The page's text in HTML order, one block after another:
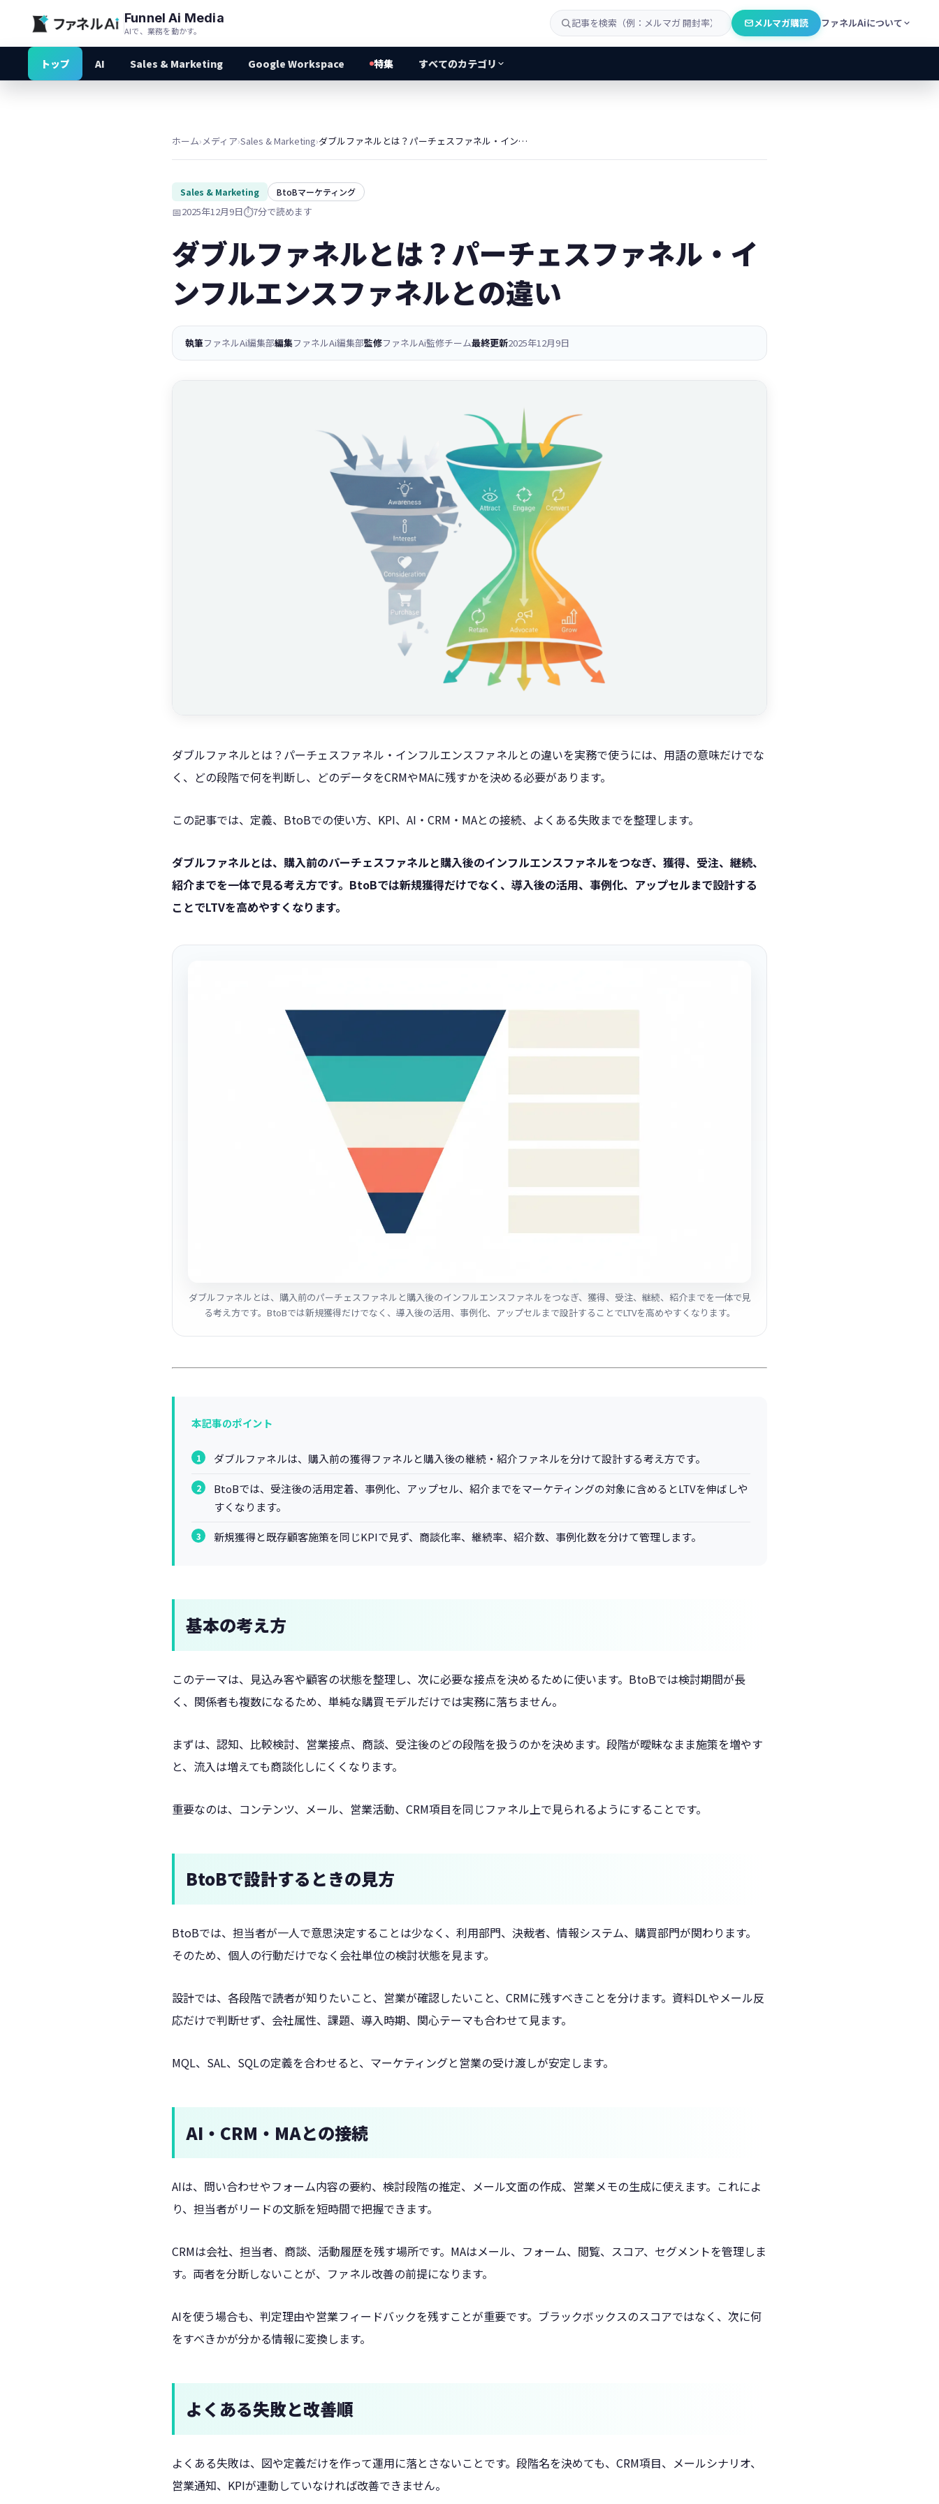
Funnel Ai Media
AIで、業務を動かす。
メルマガ購読 ファネルAiについて
トップ AI Sales & Marketing Google Workspace 特集 すべてのカテゴリ
ホーム›メディア›Sales & Marketing› ダブルファネルとは？パーチェスファネル・インフルエンスファネルとの違い
Sales & Marketing BtoBマーケティング
📅2025年12月9日⏱️7分で読めます
ダブルファネルとは？パーチェスファネル・イ
ンフルエンスファネルとの違い
執筆ファネルAi編集部編集ファネルAi編集部監修ファネルAi監修チーム最終更新2025年12月9日
ダブルファネルとは？パーチェスファネル・インフルエンスファネルとの違いを実務で使うには、用語の意味だけでな
く、どの段階で何を判断し、どのデータをCRMやMAに残すかを決める必要があります。
この記事では、定義、BtoBでの使い方、KPI、AI・CRM・MAとの接続、よくある失敗までを整理します。
ダブルファネルとは、購入前のパーチェスファネルと購入後のインフルエンスファネルをつなぎ、獲得、受注、継続、
紹介までを一体で見る考え方です。BtoBでは新規獲得だけでなく、導入後の活用、事例化、アップセルまで設計する
ことでLTVを高めやすくなります。
ダブルファネルとは、購入前のパーチェスファネルと購入後のインフルエンスファネルをつなぎ、獲得、受注、継続、紹介までを一体で見
る考え方です。BtoBでは新規獲得だけでなく、導入後の活用、事例化、アップセルまで設計することでLTVを高めやすくなります。
本記事のポイント
ダブルファネルは、購入前の獲得ファネルと購入後の継続・紹介ファネルを分けて設計する考え方です。
BtoBでは、受注後の活用定着、事例化、アップセル、紹介までをマーケティングの対象に含めるとLTVを伸ばしや
すくなります。
新規獲得と既存顧客施策を同じKPIで見ず、商談化率、継続率、紹介数、事例化数を分けて管理します。
基本の考え方
このテーマは、見込み客や顧客の状態を整理し、次に必要な接点を決めるために使います。BtoBでは検討期間が長
く、関係者も複数になるため、単純な購買モデルだけでは実務に落ちません。
まずは、認知、比較検討、営業接点、商談、受注後のどの段階を扱うのかを決めます。段階が曖昧なまま施策を増やす
と、流入は増えても商談化しにくくなります。
重要なのは、コンテンツ、メール、営業活動、CRM項目を同じファネル上で見られるようにすることです。
BtoBで設計するときの見方
BtoBでは、担当者が一人で意思決定することは少なく、利用部門、決裁者、情報システム、購買部門が関わります。
そのため、個人の行動だけでなく会社単位の検討状態を見ます。
設計では、各段階で読者が知りたいこと、営業が確認したいこと、CRMに残すべきことを分けます。資料DLやメール反
応だけで判断せず、会社属性、課題、導入時期、関心テーマも合わせて見ます。
MQL、SAL、SQLの定義を合わせると、マーケティングと営業の受け渡しが安定します。
AI・CRM・MAとの接続
AIは、問い合わせやフォーム内容の要約、検討段階の推定、メール文面の作成、営業メモの生成に使えます。これによ
り、担当者がリードの文脈を短時間で把握できます。
CRMは会社、担当者、商談、活動履歴を残す場所です。MAはメール、フォーム、閲覧、スコア、セグメントを管理しま
す。両者を分断しないことが、ファネル改善の前提になります。
AIを使う場合も、判定理由や営業フィードバックを残すことが重要です。ブラックボックスのスコアではなく、次に何
をすべきかが分かる情報に変換します。
よくある失敗と改善順
よくある失敗は、図や定義だけを作って運用に落とさないことです。段階名を決めても、CRM項目、メールシナリオ、
営業通知、KPIが連動していなければ改善できません。